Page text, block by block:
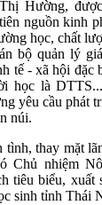
Hường,
nguồn kinh
học, chất
bộ quản lý
tế - xã hội đặc
học là
yêu cầu phát
núi.
tình, thay mặt
Chủ nhiệm
tiêu biểu, xuất
sinh tỉnh Thái